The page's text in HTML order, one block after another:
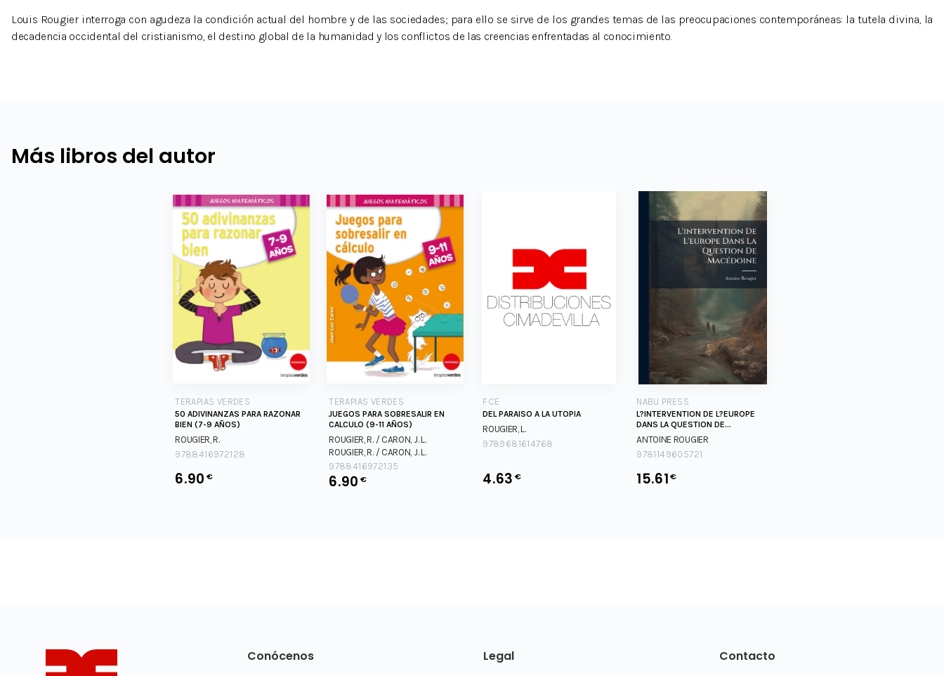
Louis Rougier interroga con agudeza la condición actual del hombre y de las sociedades; para ello se sirve de los grandes temas de las preocupaciones contemporáneas: la tutela divina, la
decadencia occidental del cristianismo, el destino global de la humanidad y los conflictos de las creencias enfrentadas al conocimiento.
Más libros del autor
TERAPIAS VERDES
50 ADIVINANZAS PARA RAZONAR
BIEN (7-9 AÑOS)
ROUGIER, R.
9788416972128
6.90 €
TERAPIAS VERDES
JUEGOS PARA SOBRESALIR EN
CALCULO (9-11 AÑOS)
ROUGIER, R. / CARON, J. L.
ROUGIER, R. / CARON, J. L.
9788416972135
6.90 €
FCE
DEL PARAISO A LA UTOPIA
ROUGIER, L.
9789681614768
4.63 €
NABU PRESS
L?INTERVENTION DE L?EUROPE
DANS LA QUESTION DE
MACEDOINE
ANTOINE ROUGIER
9781149605721
15.61€
Conócenos Legal Contacto